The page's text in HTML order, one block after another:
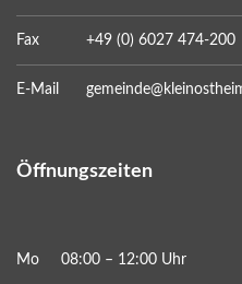
Fax +49 (0) 6027 474-200
E-Mail
Öffnungszeiten
Mo 08:00 – 12:00 Uhr